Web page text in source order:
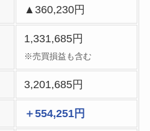
▲360,230円
1,331,685円
※売買損益も含む
3,201,685円
＋554,251円